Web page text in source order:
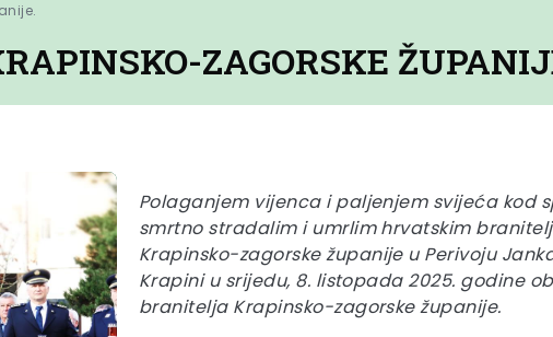
ZAGORSKE
Polaganjem vijenca i paljenjem svijeća kod
smrtno stradalim i umrlim hrvatskim
Krapinsko-zagorske županije u Perivoju
Krapini u srijedu, 8. listopada 2025. godine
branitelja Krapinsko-zagorske županije.